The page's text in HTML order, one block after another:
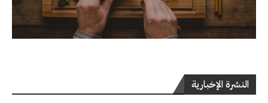
النشرة الإخبارية